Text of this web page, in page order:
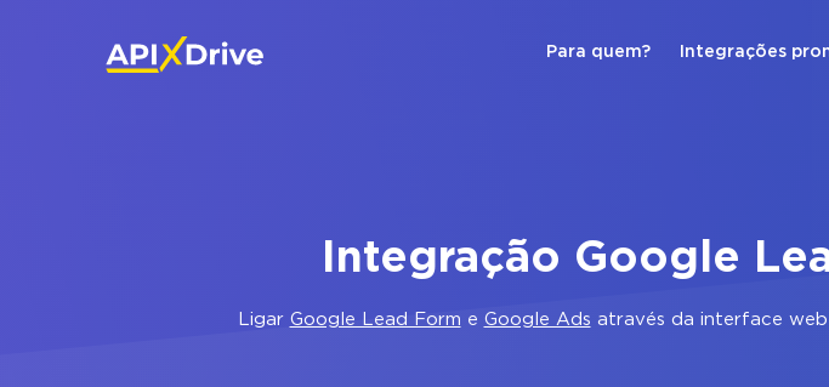
Para quem? Integrações
Integração Google
Ligar Google Lead Form e Google Ads através da interface web